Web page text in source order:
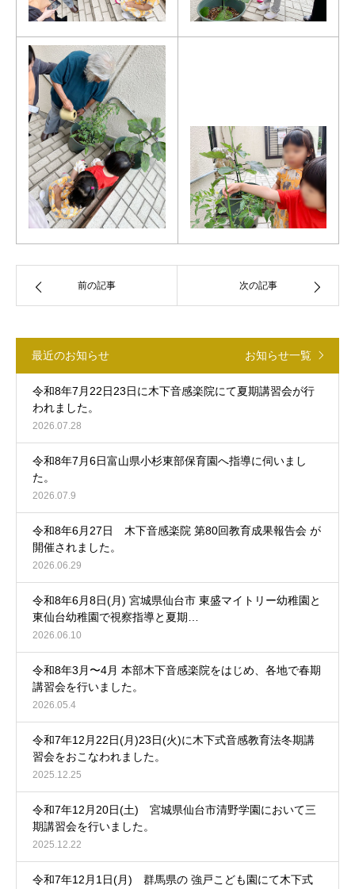
前の記事 次の記事
最近のお知らせ お知らせ一覧
令和8年7月22日23日に木下音感楽院にて夏期講習会が行
われました。
2026.07.28
令和8年7月6日富山県小杉東部保育園へ指導に伺いまし
た。
2026.07.9
令和8年6月27日 木下音感楽院 第80回教育成果報告会 が
開催されました。
2026.06.29
令和8年6月8日(月) 宮城県仙台市 東盛マイトリー幼稚園と
東仙台幼稚園で視察指導と夏期…
2026.06.10
令和8年3月〜4月 本部木下音感楽院をはじめ、各地で春期
講習会を行いました。
2026.05.4
令和7年12月22日(月)23日(火)に木下式音感教育法冬期講
習会をおこなわれました。
2025.12.25
令和7年12月20日(土) 宮城県仙台市清野学園において三
期講習会を行いました。
2025.12.22
令和7年12月1日(月) 群馬県の 強戸こども園にて木下式